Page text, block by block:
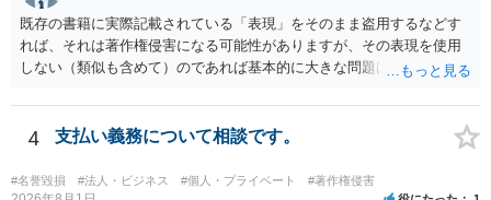
を確認したうえで、「提供素材及びこれを含む画面の複製・SNS掲載
を許諾しない」と書面で明確に通知することをお勧めします。すでに
掲載された場合は、URL、掲載日時、画面を保存してから削除を求め
てください。
既存の書籍に実際記載されている「表現」をそのまま盗用するなどす
れば、それは著作権侵害になる可能性がありますが、その表現を使用
しない（類似も含めて）のであれば基本的に大きな問題は生じないか
現」であり、昔話の大筋や設定の骨子だけを使うのは、一般にアイデ
ア利用の範囲です。 一方で、特定の作品の文章をそのまま使うことは
もちろん、表現の選び方や展開が「その作品の本質的特徴を直接感得
できる」レベルだと、翻案や二次的著作物の問題が出ますのでこの点
4 支払い義務について相談です。
#名誉毀損 #法人・ビジネス #個人・プライベート #著作権侵害